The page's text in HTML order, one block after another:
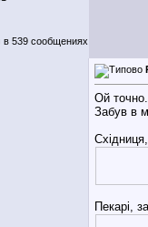
в 539 сообщениях
Ой
Забув в
Пекарі,